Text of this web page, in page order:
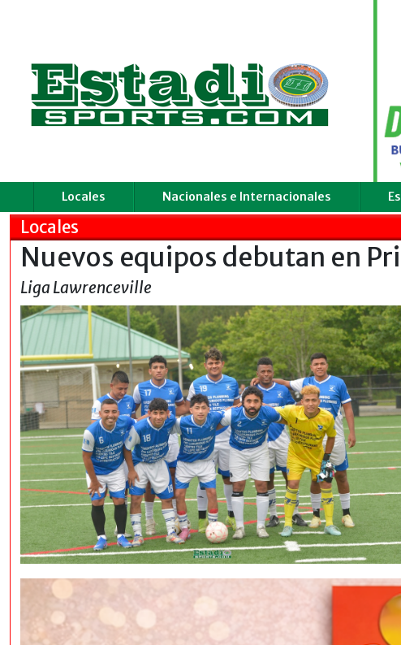
Locales Nacionales e Internacionales
Locales
Nuevos equipos debutan en
Liga Lawrenceville